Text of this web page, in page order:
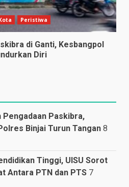
Peristiwa
di Ganti, Kesbangpol
Diri
Pengadaan Paskibra,
Binjai Turun Tangan 8
Tinggi, UISU Sorot
Antara PTN dan PTS 7